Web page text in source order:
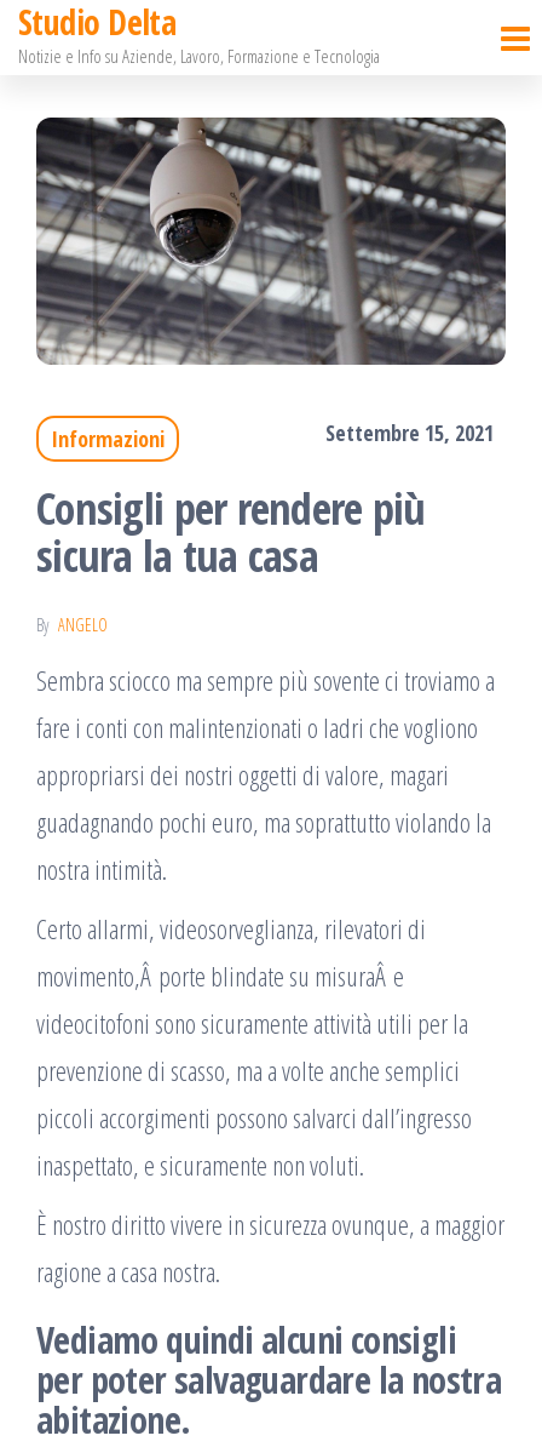
Salta
contenuto
Studio Delta
Notizie e Info su Aziende, Lavoro, Formazione e Tecnologia
Informazioni Settembre 15, 2021
Consigli per rendere più
sicura la tua casa
By ANGELO
Sembra sciocco ma sempre più sovente ci troviamo a
fare i conti con malintenzionati o ladri che vogliono
appropriarsi dei nostri oggetti di valore, magari
guadagnando pochi euro, ma soprattutto violando la
nostra intimità.
Certo allarmi, videosorveglianza, rilevatori di
movimento,Â porte blindate su misuraÂ e
videocitofoni sono sicuramente attività utili per la
prevenzione di scasso, ma a volte anche semplici
piccoli accorgimenti possono salvarci dall’ingresso
inaspettato, e sicuramente non voluti.
È nostro diritto vivere in sicurezza ovunque, a maggior
ragione a casa nostra.
Vediamo quindi alcuni consigli
per poter salvaguardare la nostra
abitazione.